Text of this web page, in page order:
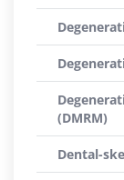
(DMRM)
Dental-